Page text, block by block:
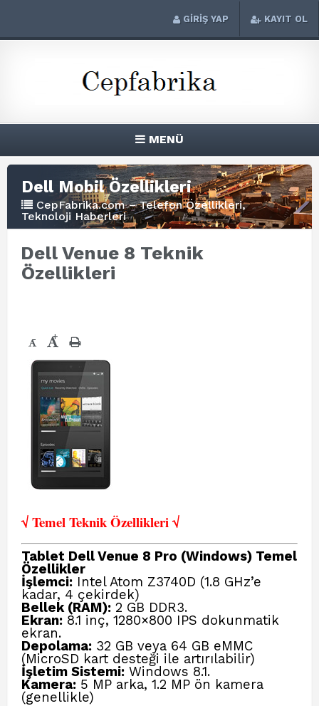
GİRİŞ YAP KAYIT OL
MENÜ
Dell Mobil Özellikleri
CepFabrika.com – Telefon Özellikleri,
Teknoloji Haberleri
Dell Venue 8 Teknik
Özellikleri
- +
√ Temel Teknik Özellikleri √
Tablet Dell Venue 8 Pro (Windows) Temel
Özellikler
İşlemci: Intel Atom Z3740D (1.8 GHz’e
kadar, 4 çekirdek)
Bellek (RAM): 2 GB DDR3.
Ekran: 8.1 inç, 1280×800 IPS dokunmatik
ekran.
Depolama: 32 GB veya 64 GB eMMC
(MicroSD kart desteği ile artırılabilir)
İşletim Sistemi: Windows 8.1.
Kamera: 5 MP arka, 1.2 MP ön kamera
(genellikle)